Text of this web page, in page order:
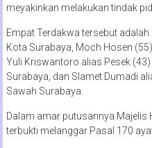
meyakinkan melakukan tindak
Empat Terdakwa tersebut
Kota Surabaya, Moch Hosen
Yuli Kriswantoro alias Pesek
Surabaya, dan Slamet Dumadi
Sawah Surabaya.
Dalam amar putusannya Majelis
terbukti melanggar Pasal 170